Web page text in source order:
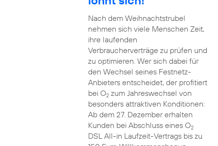
Nach dem Weihnachtstrubel
nehmen sich viele Menschen Zeit,
ihre laufenden
Verbraucherverträge zu prüfen und
zu optimieren. Wer sich dabei für
den Wechsel seines Festnetz-
Anbieters entscheidet, der profitiert
bei O2zum Jahreswechsel von
besonders attraktiven Konditionen:
Ab dem 27. Dezember erhalten
Kunden bei Abschluss eines O2
DSL All-in Laufzeit-Vertrags bis zu